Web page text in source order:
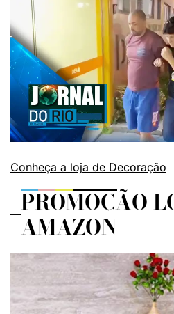
Conheça a loja de Decoração
PROMOÇÃO
AMAZON